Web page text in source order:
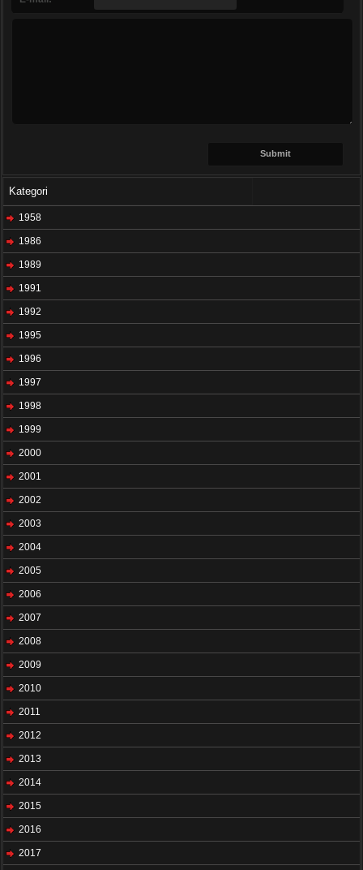
Kategori
1958
1986
1989
1991
1992
1995
1996
1997
1998
1999
2000
2001
2002
2003
2004
2005
2006
2007
2008
2009
2010
2011
2012
2013
2014
2015
2016
2017